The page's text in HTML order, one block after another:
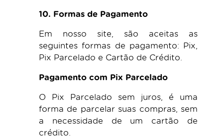
10. Formas de Pagamento
Em nosso site, são aceitas as
seguintes formas de pagamento: Pix,
Pix Parcelado e Cartão de Crédito.
Pagamento com Pix Parcelado
O Pix Parcelado sem juros, é uma
forma de parcelar suas compras, sem
a necessidade de um cartão de
crédito.